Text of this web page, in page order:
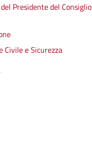
Presidente del Consiglio
Civile e Sicurezza